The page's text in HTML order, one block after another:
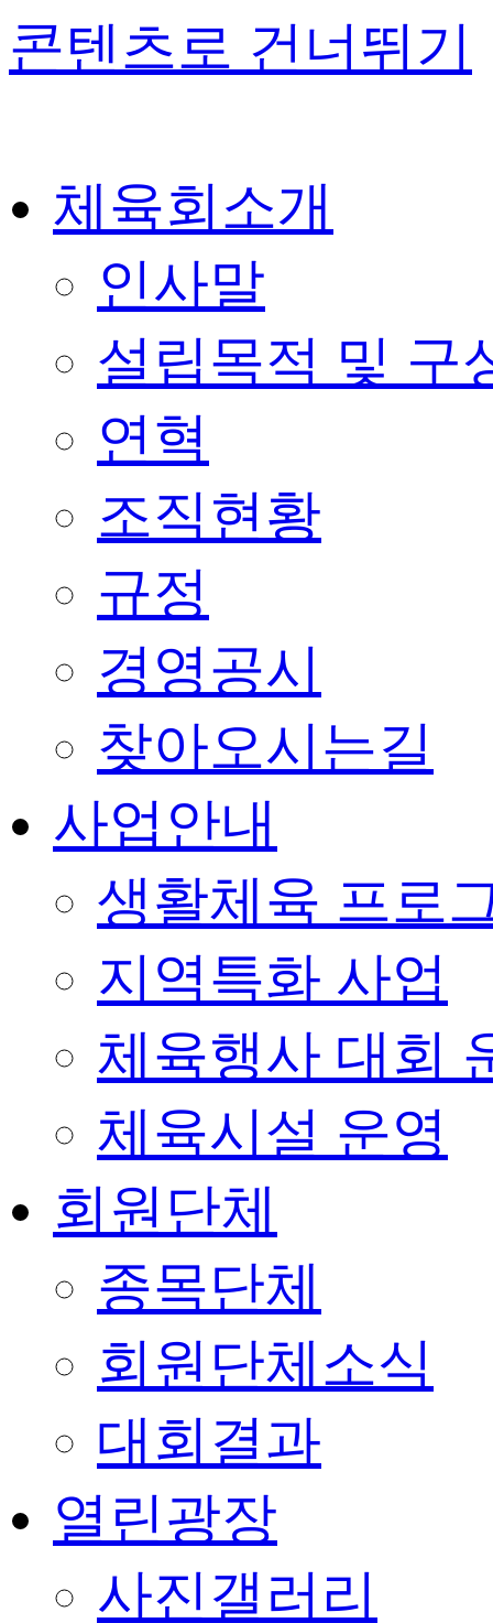
콘텐츠로 건너뛰기
체육회소개
인사말
설립목적 및 구
연혁
조직현황
규정
경영공시
찾아오시는길
사업안내
생활체육 프로
지역특화 사업
체육행사 대회
체육시설 운영
회원단체
종목단체
회원단체소식
대회결과
열린광장
사진갤러리